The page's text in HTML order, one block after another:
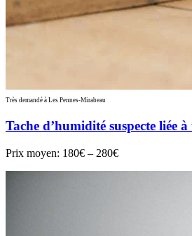
Très demandé à Les Pennes-Mirabeau
Tache d’humidité suspecte liée
Prix moyen: 180€ – 280€